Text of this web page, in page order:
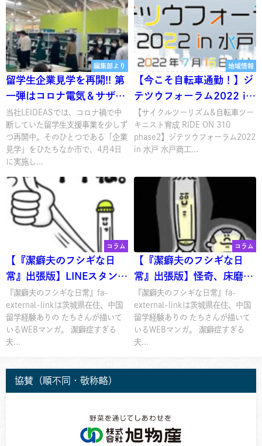
編集部より
留学生企業見学を再開!! 第
一弾はコロナ電気＆サザコ
ーヒー
当社LEIDEASでは、コロナ禍で中
断していた留学生支援事業を少しず
つ再開中。そのひとつである「企業
見学」をひたちなか市で、4月4日
に実施し...
地域情報
【今こそ自転車通勤！】ジ
テツウフォーラム2022 in
水戸
【サイクルツーリズム&自転車ツー
キニスト育成 RIDE ON 310
phase2】ジテツウフォーラム2022
in 水戸 水戸商工...
コラム
【『潔癖夫のフシギな日
常』出張版】LINEスタンプ
リリースされました
『潔癖夫のフシギな日常』fa-
external-linkは茨城県在住、中国
留学経験ありの たちさんが描いて
いるWEBマンガ。 潔癖症すぎる
夫...
コラム
【『潔癖夫のフシギな日
常』出張版】怪奇、床磨き
の地縛霊か！？
『潔癖夫のフシギな日常』fa-
external-linkは茨城県在住、中国
留学経験ありの たちさんが描いて
いるWEBマンガ。 潔癖症すぎる
夫...
協賛（順不同・敬称略）